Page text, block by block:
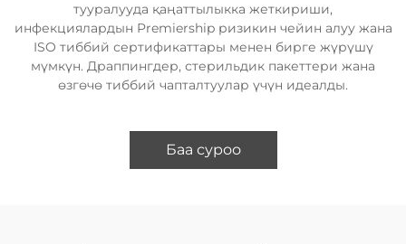
тууралууда қаңаттылыкка жеткириши,
инфекциялардын Premiership ризикин чейин алуу жана
ISO тиббий сертификаттары менен бирге жүрүшү
мүмкүн. Драппингдер, стерильдик пакеттери жана
өзгөчө тиббий чапталтуулар үчүн идеалды.
Баа суроо